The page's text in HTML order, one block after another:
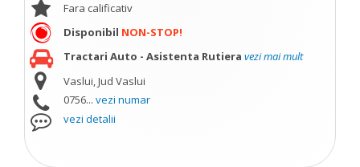
Fara calificativ
Disponibil NON-STOP!
Tractari Auto - Asistenta Rutiera vezi mai mult
Vaslui, Jud Vaslui
0756... vezi numar
vezi detalii